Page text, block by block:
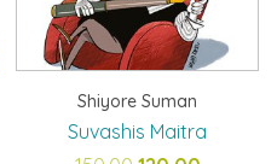
Shiyore Suman
Suvashis Maitra